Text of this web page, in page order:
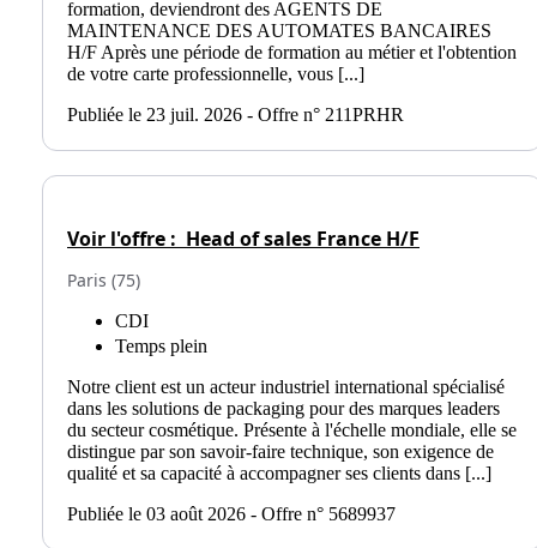
formation, deviendront des AGENTS DE
MAINTENANCE DES AUTOMATES BANCAIRES
H/F Après une période de formation au métier et l'obtention
de votre carte professionnelle, vous [...]
Publiée le 23 juil. 2026 - Offre n° 211PRHR
Voir l'offre : Head of sales France H/F
Paris (75)
CDI
Temps plein
Notre client est un acteur industriel international spécialisé
dans les solutions de packaging pour des marques leaders
du secteur cosmétique. Présente à l'échelle mondiale, elle se
distingue par son savoir-faire technique, son exigence de
qualité et sa capacité à accompagner ses clients dans [...]
Publiée le 03 août 2026 - Offre n° 5689937